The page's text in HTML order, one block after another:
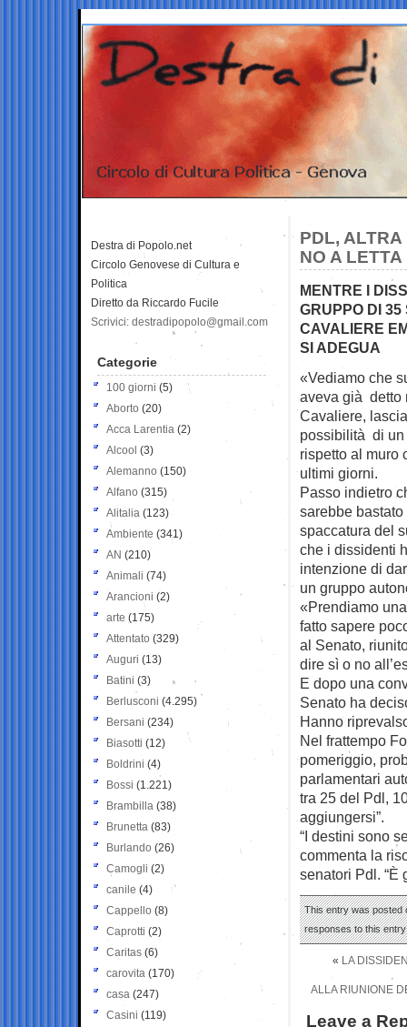
PDL,
NO A LETTA
MENTRE I
GRUPPO DI
CAVALIERE
SI ADEGUA
«Vediamo che
aveva già detto
Cavaliere,
possibilità di un
rispetto al muro
ultimi giorni.
Passo indietro
sarebbe
spaccatura del
che i dissidenti
intenzione di
un gruppo
«Prendiamo
fatto sapere
al Senato,
dire sì o no
E dopo una
Senato ha
Hanno
Nel frattempo
pomeriggio,
parlamentari
tra 25 del Pdl,
aggiungersi”.
“I destini sono
commenta la
senatori Pdl.
This entry was posted
responses to this
« LA
ALLA RIUNIONE
Leave a
Destra di Popolo.net
Circolo Genovese di Cultura e
Politica
Diretto da Riccardo Fucile
Scrivici: destradipopolo@gmail.com
Categorie
100 giorni (5)
Aborto (20)
Acca Larentia (2)
Alcool (3)
Alemanno (150)
Alfano (315)
Alitalia (123)
Ambiente (341)
AN (210)
Animali (74)
Arancioni (2)
arte (175)
Attentato (329)
Auguri (13)
Batini (3)
Berlusconi (4.295)
Bersani (234)
Biasotti (12)
Boldrini (4)
Bossi (1.221)
Brambilla (38)
Brunetta (83)
Burlando (26)
Camogli (2)
canile (4)
Cappello (8)
Caprotti (2)
Caritas (6)
carovita (170)
casa (247)
Casini (119)